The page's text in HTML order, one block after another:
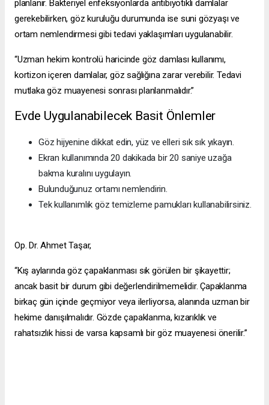
planlanır. Bakteriyel enfeksiyonlarda antibiyotikli damlalar
gerekebilirken, göz kuruluğu durumunda ise suni gözyaşı ve
ortam nemlendirmesi gibi tedavi yaklaşımları uygulanabilir.
“Uzman hekim kontrolü haricinde göz damlası kullanımı,
kortizon içeren damlalar, göz sağlığına zarar verebilir. Tedavi
mutlaka göz muayenesi sonrası planlanmalıdır.”
Evde Uygulanabilecek Basit Önlemler
Göz hijyenine dikkat edin, yüz ve elleri sık sık yıkayın.
Ekran kullanımında 20 dakikada bir 20 saniye uzağa
bakma kuralını uygulayın.
Bulunduğunuz ortamı nemlendirin.
Tek kullanımlık göz temizleme pamukları kullanabilirsiniz.
Op. Dr. Ahmet Taşar,
“Kış aylarında göz çapaklanması sık görülen bir şikayettir;
ancak basit bir durum gibi değerlendirilmemelidir. Çapaklanma
birkaç gün içinde geçmiyor veya ilerliyorsa, alanında uzman bir
hekime danışılmalıdır. Gözde çapaklanma, kızarıklık ve
rahatsızlık hissi de varsa kapsamlı bir göz muayenesi önerilir.”